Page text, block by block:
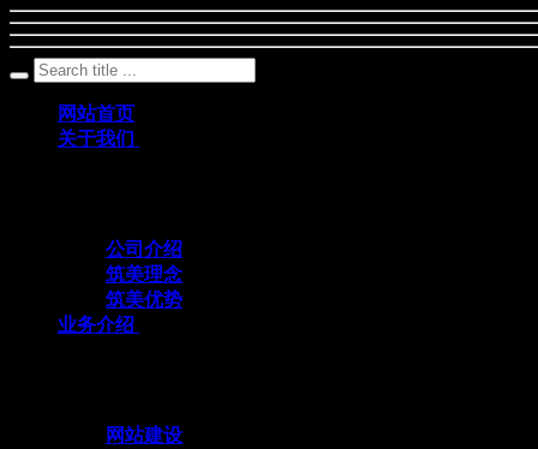
网站首页
关于我们
公司介绍
筑美理念
筑美优势
业务介绍
网站建设